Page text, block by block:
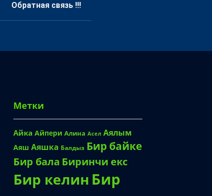
Обратная связь !!!
Метки
Айка Айпери Алина Асел Аялым
Аяш Аяшка Балдыз Бир байке
Бир бала Биринчи екс
Бир келин Бир